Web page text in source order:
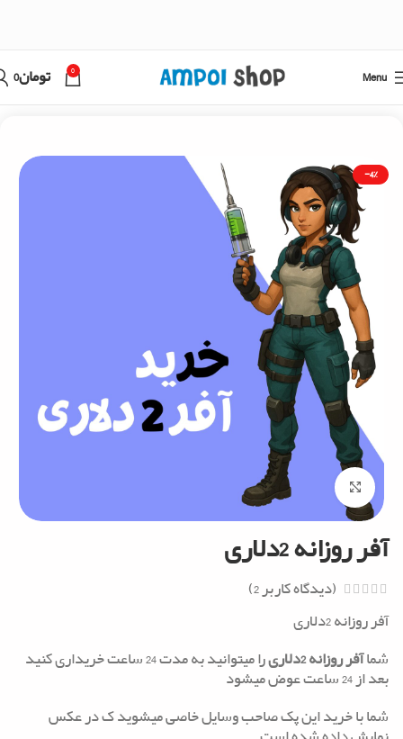
Menu
0 تومان0
-4%
Click to enlarge
آفر روزانه 2دلاری
(دیدگاه کاربر2
)
آفر روزانه 2دلاری
شماآفر روزانه 2دلاری
را میتوانید به مدت 24 ساعت خریداری کنید
بعد از 24 ساعت عوض میشود
شما با خرید این پک صاحب وسایل خاصی میشوید ک در عکس